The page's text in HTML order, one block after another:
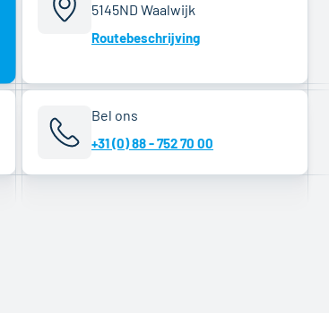
5145ND Waalwijk
Routebeschrijving
Bel ons
+31 (0) 88 - 752 70 00